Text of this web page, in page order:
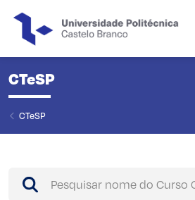
CTeSP
CTeSP
Pesquisar